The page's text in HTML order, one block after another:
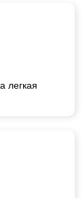
легкая